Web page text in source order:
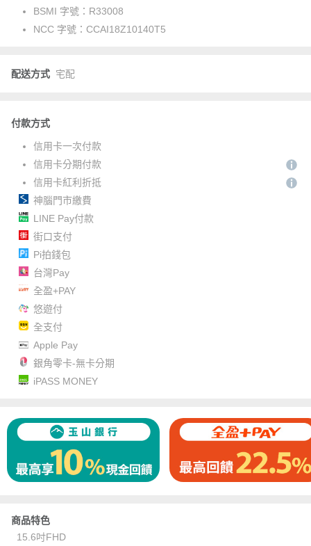
BSMI 字號： R33008
NCC 字號： CCAI18Z10140T5
配送方式 宅配
付款方式
信用卡一次付款
信用卡分期付款
信用卡紅利折抵
神腦門市繳費
LINE Pay付款
街口支付
Pi拍錢包
台灣Pay
全盈+PAY
悠遊付
全支付
Apple Pay
銀角零卡-無卡分期
iPASS MONEY
商品特色
15.6吋FHD